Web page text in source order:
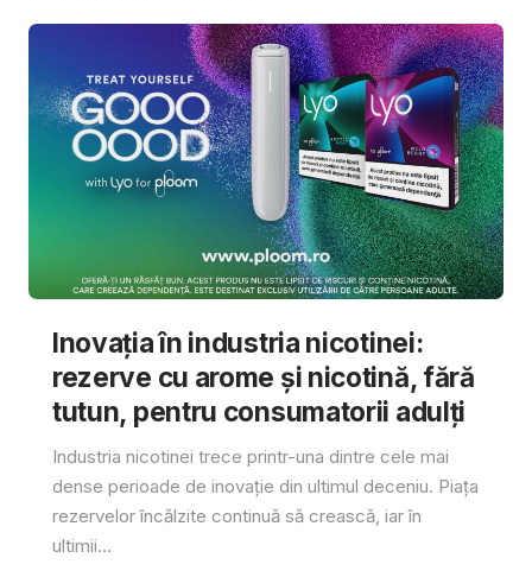
Inovația în industria nicotinei:
rezerve cu arome și nicotină, fără
tutun, pentru consumatorii adulți
Industria nicotinei trece printr-una dintre cele mai
dense perioade de inovație din ultimul deceniu. Piața
rezervelor încălzite continuă să crească, iar în
ultimii...